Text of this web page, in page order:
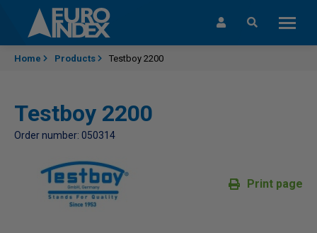
Skip to content
Home Products Testboy 2200
Testboy 2200
Order number: 050314
Print page